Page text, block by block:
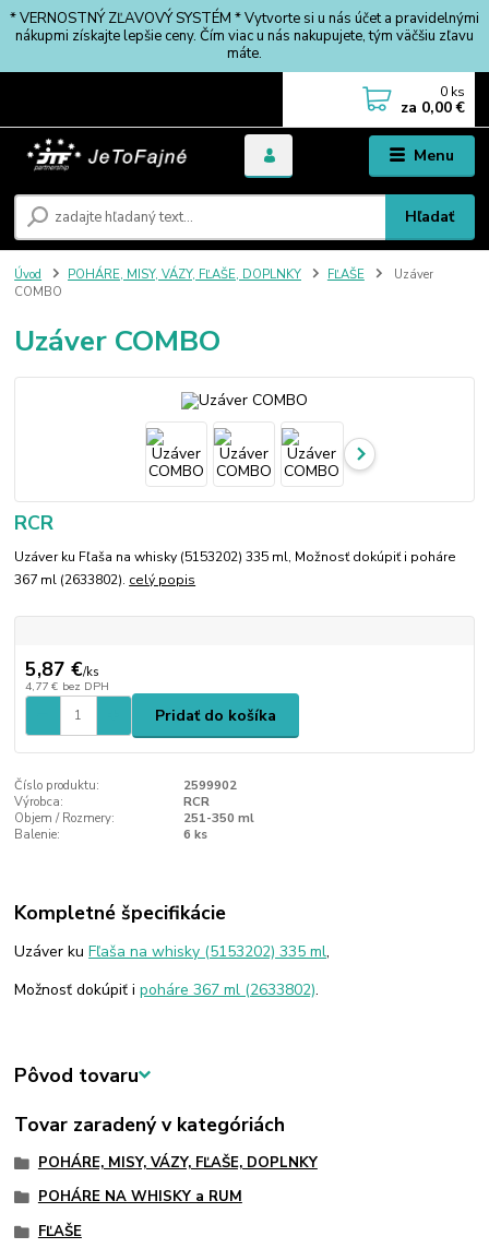
* VERNOSTNÝ ZĽAVOVÝ SYSTÉM * Vytvorte si u nás účet a pravidelnými
nákupmi získajte lepšie ceny. Čím viac u nás nakupujete, tým väčšiu zľavu
máte.
Menu
Hľadať
0 ks
za 0,00 €
Úvod POHÁRE, MISY, VÁZY, FĽAŠE, DOPLNKY FĽAŠE
Uzáver
COMBO
Uzáver COMBO
RCR
Uzáver ku Fľaša na whisky (5153202) 335 ml, Možnosť dokúpiť i poháre
367 ml (2633802). celý popis
5,87 €/ks
4,77 € bez DPH
Pridať do košíka
Číslo produktu:
2599902
Výrobca:
RCR
Objem / Rozmery:
251-350 ml
Balenie:
6 ks
Kompletné špecifikácie
Uzáver kuFľaša na whisky (5153202) 335 ml,
Možnosť dokúpiť ipoháre 367 ml (2633802).
Pôvod tovaru
Tovar zaradený v kategóriách
POHÁRE, MISY, VÁZY, FĽAŠE, DOPLNKY
POHÁRE NA WHISKY a RUM
FĽAŠE